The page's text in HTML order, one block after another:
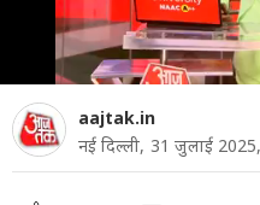
aajtak.in
नई दिल्ली, 31 जुलाई 2025,